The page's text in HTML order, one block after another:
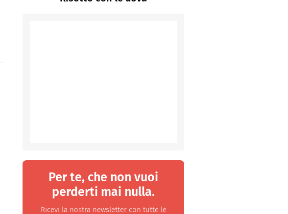
Per te, che non vuoi
perderti mai nulla.
Ricevi la nostra newsletter con tutte le